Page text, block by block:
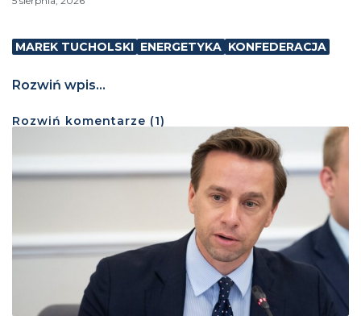
MAREK TUCHOLSKI ENERGETYKA KONFEDERACJA
Rozwiń wpis...
Rozwiń komentarze (1)